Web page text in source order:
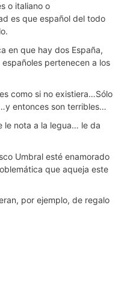
o italiano o
es que español del todo
en que hay dos España,
pertenecen a los
como si no existiera…Sólo
entonces son terribles…
le nota a la legua… le da
Umbral esté enamorado
que aqueja este
por ejemplo, de regalo